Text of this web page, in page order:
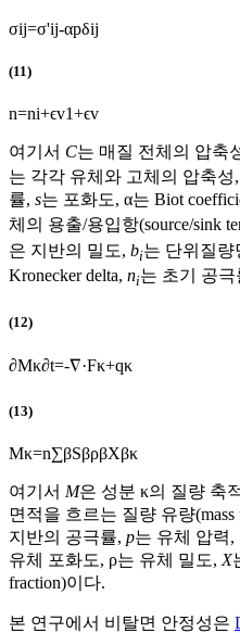
σij=σ'ij-αpδij
(11)
n=ni+ϵv1+ϵv
여기서 C는 매질 전체의 압축
는 각각 유체와 고체의 압축성,
률, s는 포화도, α는 Biot
체의 용출/용입항(source/sink
은 지반의 밀도, bi는 단위질량
Kronecker delta, ni는 초기 공극
(12)
∂Mκ∂t=-∇·Fκ+qκ
(13)
Mκ=n∑βSβρβXβκ
여기서 M은 성분 κ의 질량 축
면적을 흐르는 질량 유량(mass
지반의 공극률, p는 유체 압력,
유체 포화도, ρ는 유체 밀도, X
fraction)이다.
본 연구에서 비탈면 안정성은